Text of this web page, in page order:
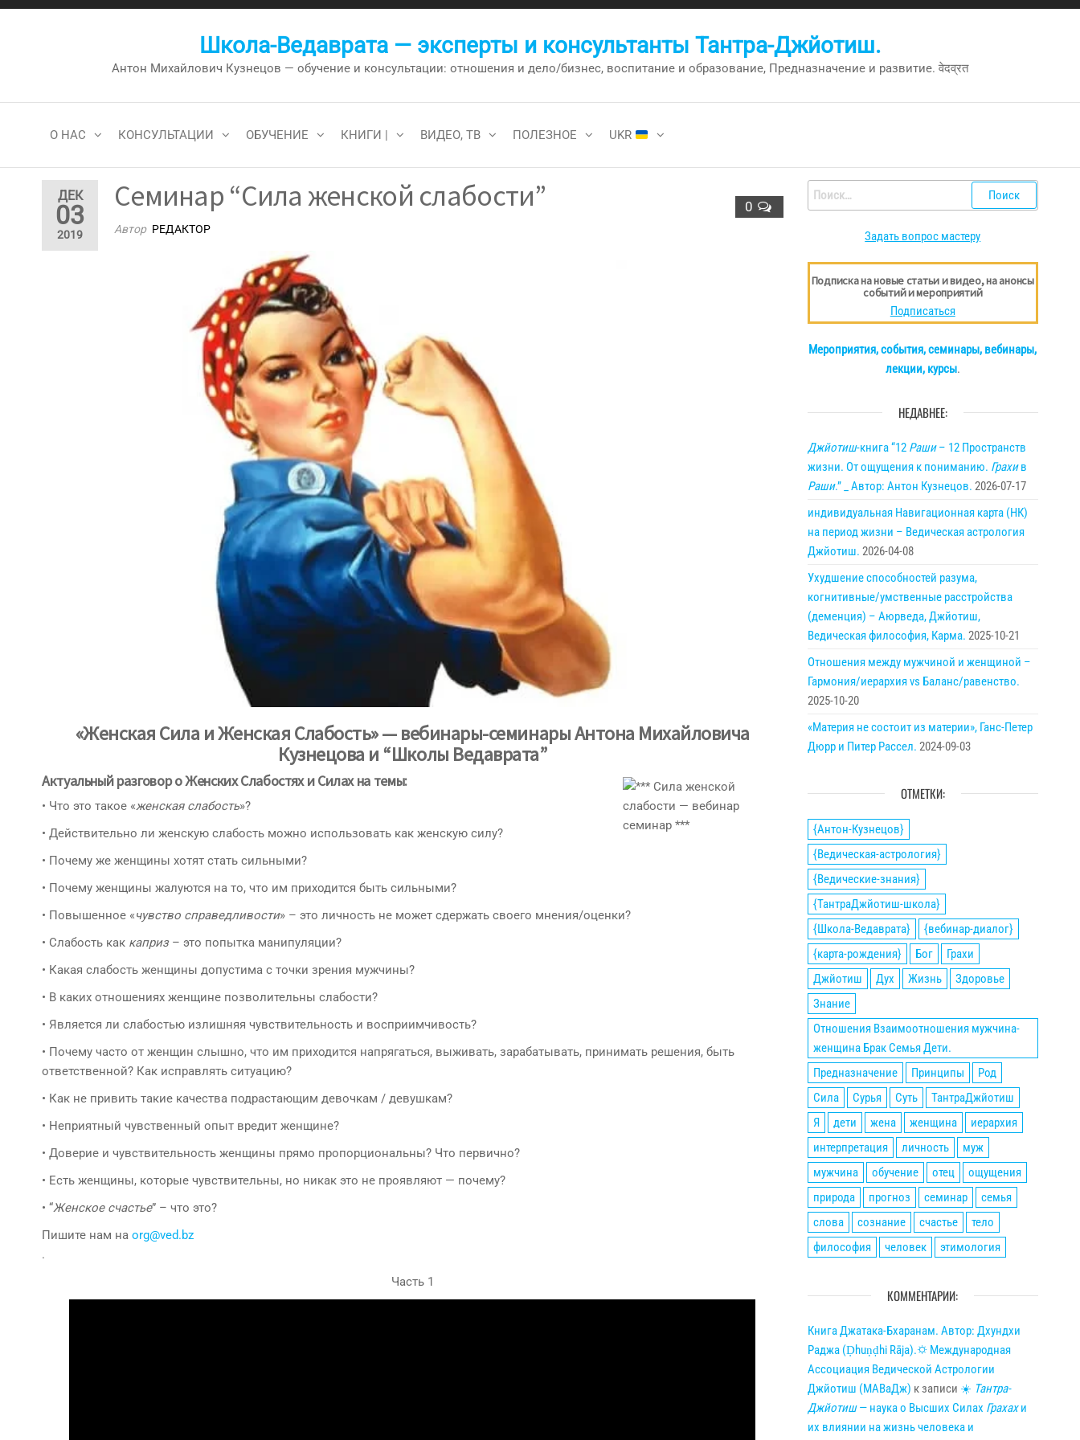
Перейти
Школа-Ведаврата — эксперты и консультанты Тантра-Джйотиш.
Антон Михайлович Кузнецов — обучение и консультации: отношения и дело/бизнес, воспитание и образование, Предназначение и развитие. वेदव्रत
О НАС КОНСУЛЬТАЦИИ ОБУЧЕНИЕ КНИГИ | ВИДЕО, ТВ ПОЛЕЗНОЕ UKR
ДЕК
03
2019
0
Семинар “Сила женской слабости”
Автор РЕДАКТОР
«Женская Сила и Женская Слабость» — вебинары-семинары Антона Михайловича
Кузнецова и “Школы Ведаврата”
Актуальный разговор о Женских Слабостях и Силах на темы:
• Что это такое «женская слабость»?
• Действительно ли женскую слабость можно использовать как женскую силу?
• Почему же женщины хотят стать сильными?
• Почему женщины жалуются на то, что им приходится быть сильными?
• Повышенное «чувство справедливости» – это личность не может сдержать своего мнения/оценки?
• Слабость как каприз– это попытка манипуляции?
• Какая слабость женщины допустима с точки зрения мужчины?
• В каких отношениях женщине позволительны слабости?
• Является ли слабостью излишняя чувствительность и восприимчивость?
• Почему часто от женщин слышно, что им приходится напрягаться, выживать, зарабатывать, принимать решения, быть
ответственной? Как исправлять ситуацию?
• Как не привить такие качества подрастающим девочкам / девушкам?
• Неприятный чувственный опыт вредит женщине?
• Доверие и чувствительность женщины прямо пропорциональны? Что первично?
• Есть женщины, которые чувствительны, но никак это не проявляют — почему?
• “Женское счастье” – что это?
Пишите нам на org@ved.bz
.
Часть 1
Найти:
Задать вопрос мастеру
Подписка на новые статьи и видео, на анонсы
событий и мероприятий
Подписаться
Мероприятия, события, семинары, вебинары,
лекции, курсы.
НЕДАВНЕЕ:
Джйотиш-книга “12 Раши– 12 Пространств
жизни. От ощущения к пониманию. Грахив
Раши.” _ Автор: Антон Кузнецов. 2026-07-17
индивидуальная Навигационная карта (НК)
на период жизни – Ведическая астрология
Джйотиш. 2026-04-08
Ухудшение способностей разума,
когнитивные/умственные расстройства
(деменция) – Аюрведа, Джйотиш,
Ведическая философия, Карма. 2025-10-21
Отношения между мужчиной и женщиной –
Гармония/иерархия vs Баланс/равенство.
2025-10-20
«Материя не состоит из материи», Ганс-Петер
Дюрр и Питер Рассел. 2024-09-03
ОТМЕТКИ:
{Антон-Кузнецов}
{Ведическая-астрология}
{Ведические-знания}
{ТантраДжйотиш-школа}
{Школа-Ведаврата}
{вебинар-диалог}
{карта-рождения}
Бог
Грахи
Джйотиш
Дух Жизнь
Здоровье
Знание
Отношения Взаимоотношения мужчина-
женщина Брак Семья Дети.
Предназначение
Принципы
Род
Сила
Сурья Суть
ТантраДжйотиш
Я
дети жена женщина
иерархия
интерпретация
личность
муж
мужчина
обучение отец
ощущения
природа
прогноз семинар
семья
слова
сознание счастье
тело
философия
человек этимология
КОММЕНТАРИИ:
Книга Джатака-Бхаранам. Автор: Дхундхи
Раджа (Ḍhuṇḍhi Rāja).🌣 Международная
Ассоциация Ведической Астрологии
Джйотиш (МАВаДж) к записи ☀ Тантра-
Джйотиш— наука о Высших Силах Грахахи
их влиянии на жизнь человека и